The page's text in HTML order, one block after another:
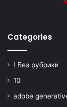
Categories
! Без рубрики
10
adobe